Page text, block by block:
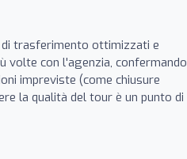
di trasferimento ottimizzati e
volte con l'agenzia, confermando
impreviste (come chiusure
la qualità del tour è un punto di